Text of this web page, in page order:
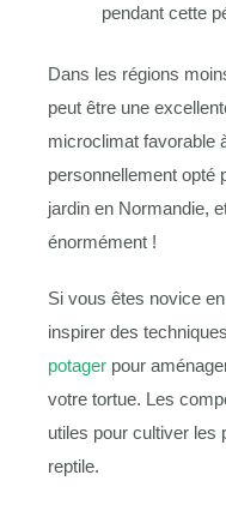
pendant cette
Dans les régions
peut être une
microclimat favorable
personnellement opté
jardin en Normandie,
énormément !
Si vous êtes novice
inspirer des
potager pour
votre tortue. Les
utiles pour cultiver les
reptile.